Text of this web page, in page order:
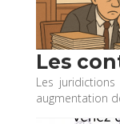
Les
Les
augmentation